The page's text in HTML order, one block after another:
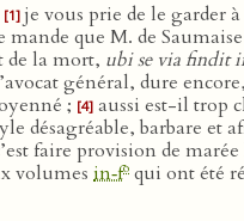
[1] je vous prie de le garder
mande que M. de Saumaise
de la mort, ubi se via findit
général, dure encore,
; [4] aussi est-il trop
désagréable, barbare et
faire provision de
volumes in‑fo qui ont été